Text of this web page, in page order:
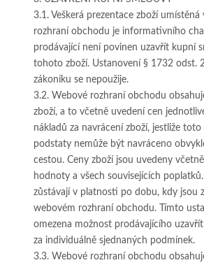
3.1. Veškerá prezentace zboží umístěná
rozhraní obchodu je informativního
prodávající není povinen uzavřít kupní
tohoto zboží. Ustanovení § 1732 odst.
zákoníku se nepoužije.
3.2. Webové rozhraní obchodu
zboží, a to včetně uvedení cen
nákladů za navrácení zboží, jestliže toto
podstaty nemůže být navráceno
cestou. Ceny zboží jsou uvedeny
hodnoty a všech souvisejících
zůstávají v platnosti po dobu, kdy jsou
webovém rozhraní obchodu. Tímto
omezena možnost prodávajícího
za individuálně sjednaných podmínek.
3.3. Webové rozhraní obchodu